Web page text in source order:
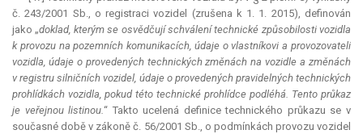
č. 243/2001 Sb., o registraci vozidel (zrušena k 1. 1. 2015), definován
jako „doklad, kterým se osvědčují schválení technické způsobilosti vozidla
k provozu na pozemních komunikacích, údaje o vlastníkovi a provozovateli
vozidla, údaje o provedených technických změnách na vozidle a změnách
v registru silničních vozidel, údaje o provedených pravidelných technických
prohlídkách vozidla, pokud této technické prohlídce podléhá. Tento průkaz
je veřejnou listinou.“ Takto ucelená definice technického průkazu se v
současné době v zákoně č. 56/2001 Sb., o podmínkách provozu vozidel